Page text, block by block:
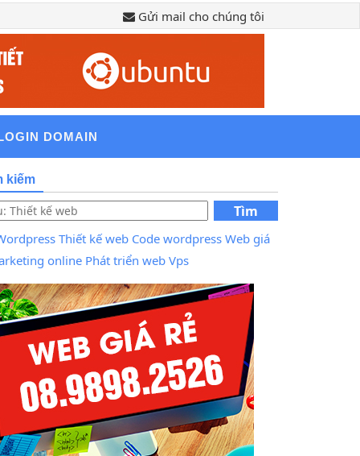
Gửi mail cho chúng tôi
DOMAIN
kiếm
Tìm
kiếm
Thiết kế web Code wordpress Web giá
online Phát triển web Vps